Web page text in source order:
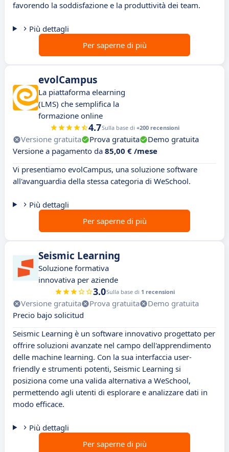
favorendo la soddisfazione e la produttività dei team.
Più dettagli
Per saperne di più
evolCampus
La piattaforma elearning
(LMS) che semplifica la
formazione online
4.7Sulla base di +200 recensioni
Versione gratuita Prova gratuita
Demo gratuita
Versione a pagamento da 85,00 € /mese
Vi presentiamo evolCampus, una soluzione software
all'avanguardia della stessa categoria di WeSchool.
Più dettagli
Per saperne di più
Seismic Learning
Soluzione formativa
innovativa per aziende
3.0Sulla base di 1 recensioni
Versione gratuita Prova gratuita
Demo gratuita
Precio bajo solicitud
Seismic Learning è un software innovativo progettato per
offrire soluzioni avanzate nel campo dell'apprendimento
delle machine learning. Con la sua interfaccia user-
friendly e strumenti potenti, Seismic Learning si
posiziona come una valida alternativa a WeSchool,
permettendo agli utenti di esplorare e analizzare dati in
modo efficace.
Più dettagli
Per saperne di più